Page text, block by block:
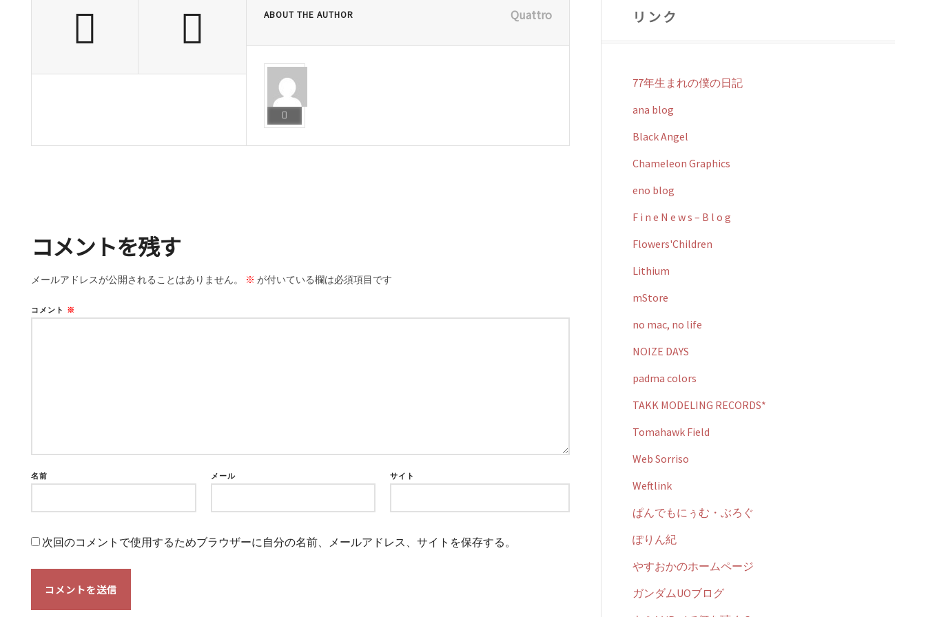
ABOUT THE AUTHOR Quattro
コメントを残す
メールアドレスが公開されることはありません。 ※ が付いている欄は必須項目です
コメント ※
名前 メール サイト
次回のコメントで使用するためブラウザーに自分の名前、メールアドレス、サイトを保存する。
リンク
77年生まれの僕の日記
ana blog
Black Angel
Chameleon Graphics
eno blog
F i n e N e w s – B l o g
Flowers'Children
Lithium
mStore
no mac, no life
NOIZE DAYS
padma colors
TAKK MODELING RECORDS*
Tomahawk Field
Web Sorriso
Weftlink
ぱんでもにぅむ・ぶろぐ
ぽりん紀
やすおかのホームページ
ガンダムUOブログ